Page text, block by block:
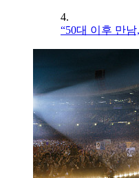
4.
“50대 이후 만